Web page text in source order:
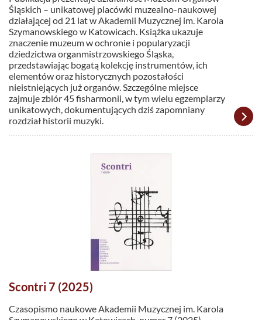
Śląskich – unikatowej placówki muzealno-naukowej
działającej od 21 lat w Akademii Muzycznej im. Karola
Szymanowskiego w Katowicach. Książka ukazuje
znaczenie muzeum w ochronie i popularyzacji
dziedzictwa organmistrzowskiego Śląska,
przedstawiając bogatą kolekcję instrumentów, ich
elementów oraz historycznych pozostałości
nieistniejących już organów. Szczególne miejsce
zajmuje zbiór 45 fisharmonii, w tym wielu egzemplarzy
unikatowych, dokumentujących dziś zapomniany
rozdział historii muzyki.
Scontri 7 (2025)
Czasopismo naukowe Akademii Muzycznej im. Karola